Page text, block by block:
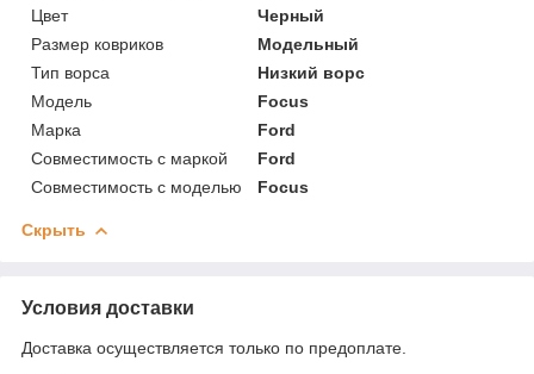
Цвет
Черный
Размер ковриков
Модельный
Тип ворса
Низкий ворс
Модель
Focus
Марка
Ford
Совместимость с маркой
Ford
Совместимость с моделью
Focus
Скрыть
Условия доставки
Доставка осуществляется только по предоплате.